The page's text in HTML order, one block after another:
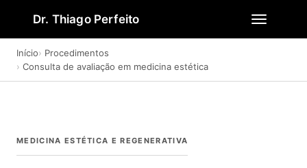
Dr. Thiago Perfeito
Início
Procedimentos
Consulta de avaliação em medicina estética
MEDICINA ESTÉTICA E REGENERATIVA